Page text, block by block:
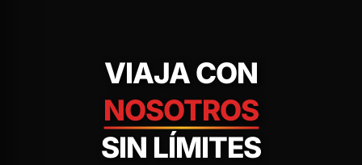
VIAJA CON
NOSOTROS
SIN LÍMITES